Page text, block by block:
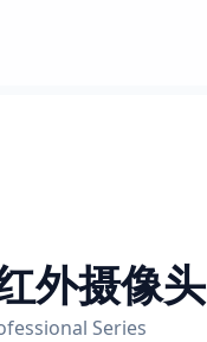
外摄像头
Series